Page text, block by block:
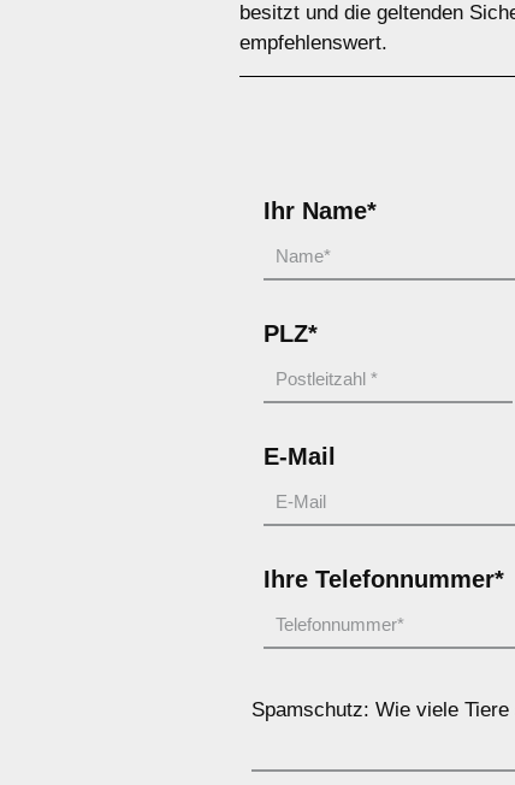
besitzt und die geltenden
empfehlenswert.
Ihr Name*
PLZ*
E-Mail
Ihre Telefonnummer*
Spamschutz: Wie viele